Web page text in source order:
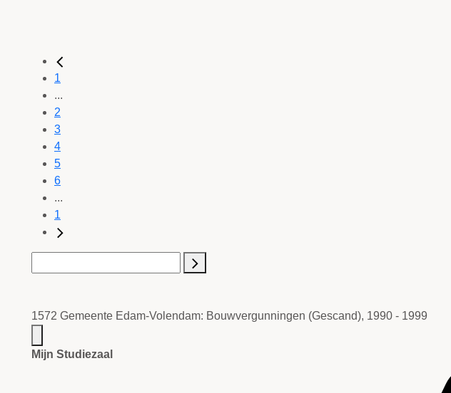
1
...
2
3
4
5
6
...
1
1572 Gemeente Edam-Volendam: Bouwvergunningen (Gescand), 1990 - 1999
Mijn Studiezaal